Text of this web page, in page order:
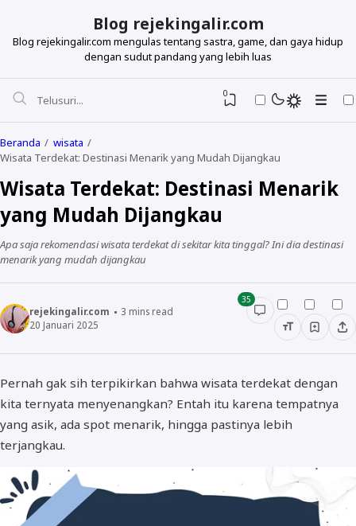
Blog rejekingalir.com
Blog rejekingalir.com mengulas tentang sastra, game, dan gaya hidup
dengan sudut pandang yang lebih luas
0
Beranda
wisata
Wisata Terdekat: Destinasi Menarik yang Mudah Dijangkau
Wisata Terdekat: Destinasi Menarik
yang Mudah Dijangkau
Apa saja rekomendasi wisata terdekat di sekitar kita tinggal? Ini dia destinasi
menarik yang mudah dijangkau
rejekingalir.com 3 mins read
20 Januari 2025
35
Pernah gak sih terpikirkan bahwa wisata terdekat dengan
kita ternyata menyenangkan? Entah itu karena tempatnya
yang asik, ada spot menarik, hingga pastinya lebih
terjangkau.